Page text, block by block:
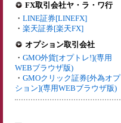
FX取引会社ヤ・ラ・ワ行
・ LINE証券[LINEFX]
・ 楽天証券[楽天FX]
オプション取引会社
・ GMO外貨[オプトレ!](専用
WEBブラウザ版)
・ GMOクリック証券[外為オプ
ション](専用WEBブラウザ版)